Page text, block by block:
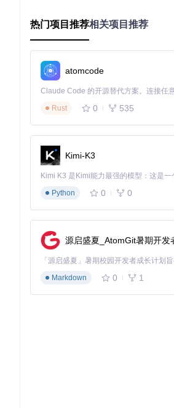
对策：在"系统回调"界面记录异常回
文件。
#Windows安全 #系统防护 #反Rootkit
OpenArk
The Next Generation of Anti-
项目地址：https://gitcode.com/
热门项目推荐相关项目推荐
atomcode
Rust
0 535
Kimi-K3
Python
0 0
源启盛夏_AtomGit暑期开发
Markdown
0 1